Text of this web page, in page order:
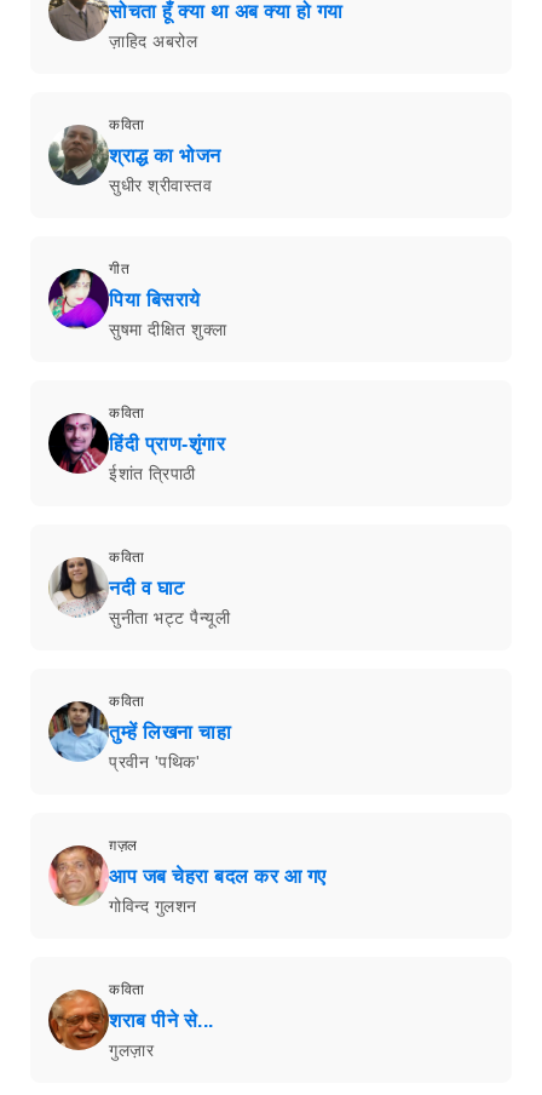
सोचता हूँ क्या था अब क्या हो गया
ज़ाहिद अबरोल
कविता
श्राद्ध का भोजन
सुधीर श्रीवास्तव
गीत
पिया बिसराये
सुषमा दीक्षित शुक्ला
कविता
हिंदी प्राण-शृंगार
ईशांत त्रिपाठी
कविता
नदी व घाट
सुनीता भट्ट पैन्यूली
कविता
तुम्हें लिखना चाहा
प्रवीन 'पथिक'
ग़ज़ल
आप जब चेहरा बदल कर आ गए
गोविन्द गुलशन
कविता
शराब पीने से...
गुलज़ार